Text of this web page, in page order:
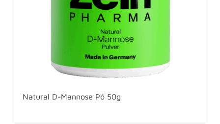
Natural D-Mannose Pó 50g